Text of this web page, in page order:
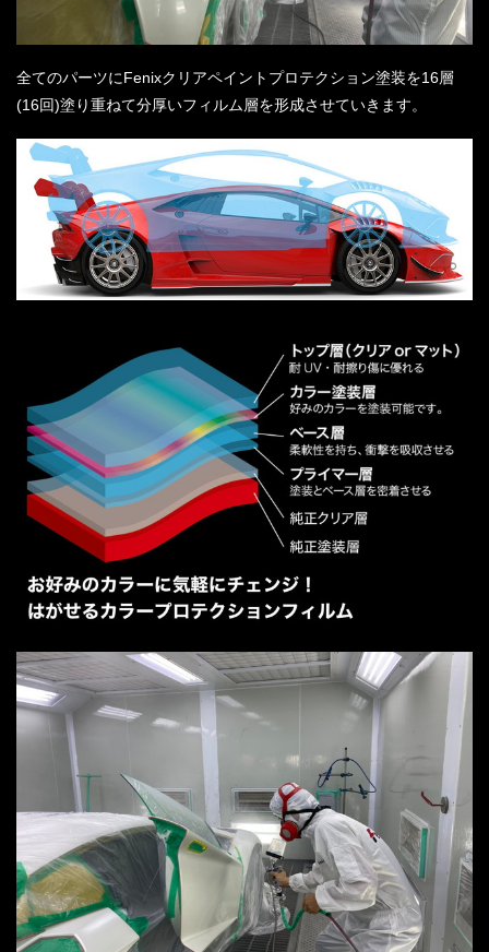
全てのパーツにFenixクリアペイントプロテクション塗装を16層
(16回)塗り重ねて分厚いフィルム層を形成させていきます。